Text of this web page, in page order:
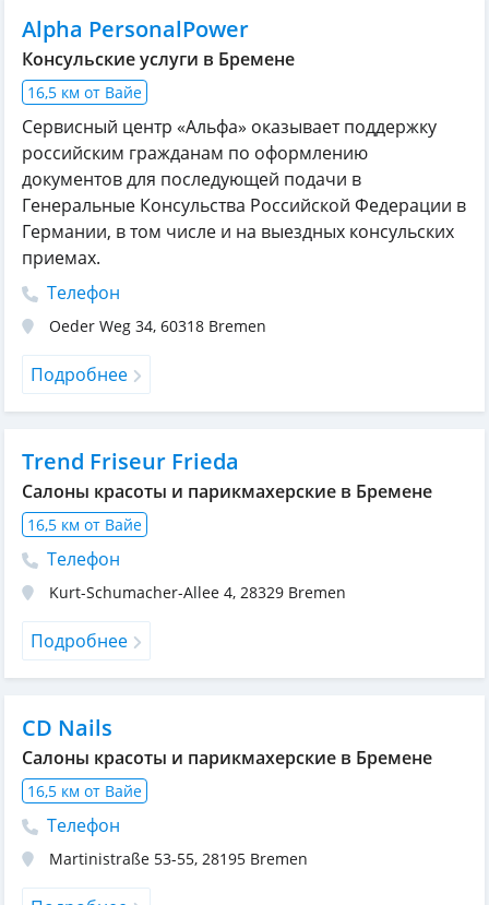
Alpha PersonalPower
Консульские услуги в Бремене
16,5 км от Вайе
Сервисный центр «Альфа» оказывает поддержку
российским гражданам по оформлению
документов для последующей подачи в
Генеральные Консульства Российской Федерации в
Германии, в том числе и на выездных консульских
приемах.
Телефон
Oeder Weg 34, 60318 Bremen
Подробнее
Trend Friseur Frieda
Салоны красоты и парикмахерские в Бремене
16,5 км от Вайе
Телефон
Kurt-Schumacher-Allee 4, 28329 Bremen
Подробнее
CD Nails
Салоны красоты и парикмахерские в Бремене
16,5 км от Вайе
Телефон
Martinistraße 53-55, 28195 Bremen